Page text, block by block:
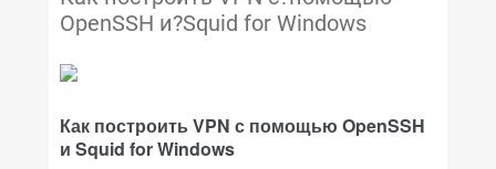
OpenSSH и?Squid for Windows
Как построить VPN с помощью OpenSSH
и Squid for Windows